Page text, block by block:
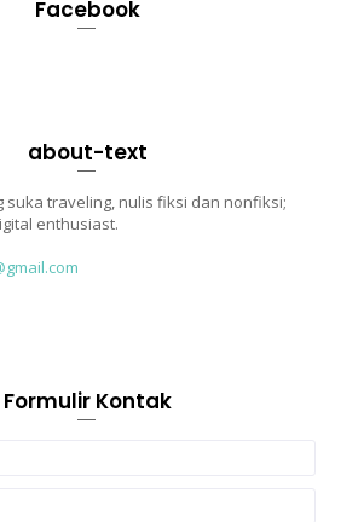
Facebook
about-text
suka traveling, nulis fiksi dan nonfiksi;
enthusiast.
Formulir Kontak